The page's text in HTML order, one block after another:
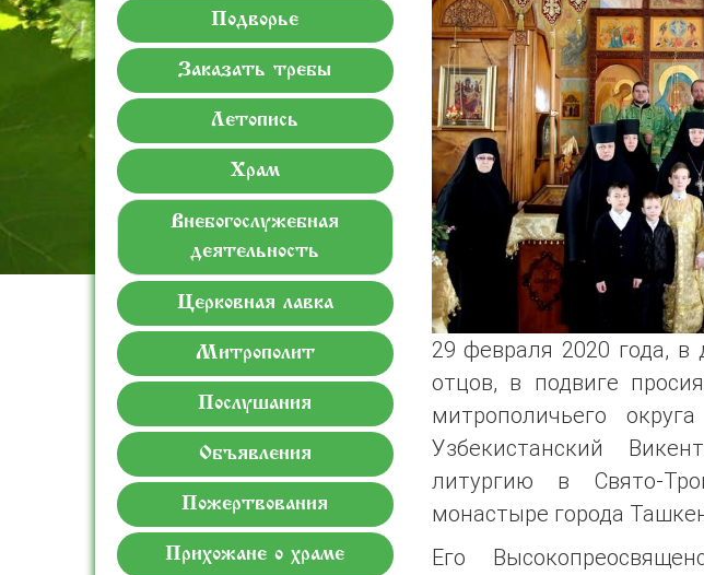
Подворье
Заказать требы
Летопись
Храм
Внебогослужебная
деятельность
Церковная лавка
Митрополит
Послушания
Объявления
Пожертвования
Прихожане о храме
29 февраля 2020 года,
отцов, в подвиге
митрополичьего
Узбекистанский
литургию в Свято-
монастыре города
Его